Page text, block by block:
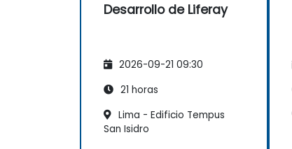
Desarrollo de Liferay
2026-09-21 09:30
21 horas
Lima - Edificio Tempus
San Isidro